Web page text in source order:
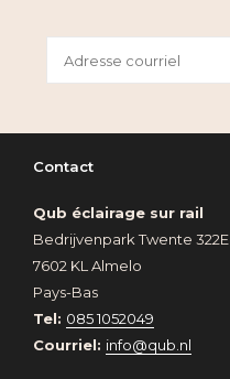
Contact
Qub éclairage sur rail
Bedrijvenpark Twente 322E
7602 KL Almelo
Pays-Bas
Tel: 085 1052049
Courriel: info@qub.nl